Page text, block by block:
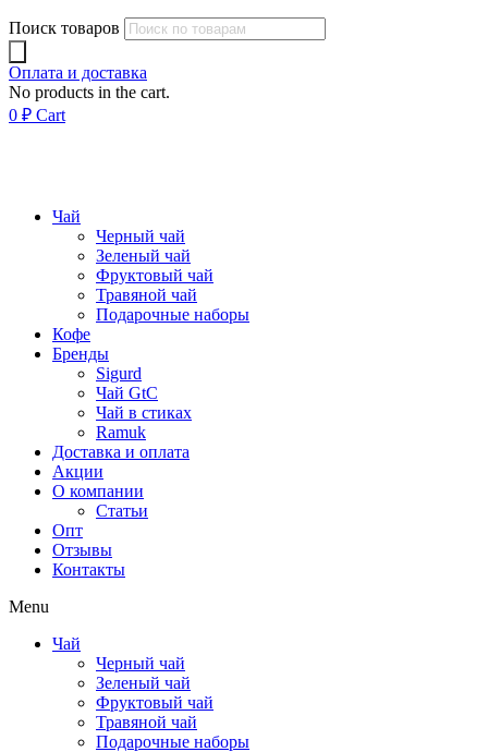
Поиск товаров
Оплата и доставка
No products in the cart.
0 ₽ Cart
Чай
Черный чай
Зеленый чай
Фруктовый чай
Травяной чай
Подарочные наборы
Кофе
Бренды
Sigurd
Чай GtC
Чай в стиках
Ramuk
Доставка и оплата
Акции
О компании
Статьи
Опт
Отзывы
Контакты
Menu
Чай
Черный чай
Зеленый чай
Фруктовый чай
Травяной чай
Подарочные наборы